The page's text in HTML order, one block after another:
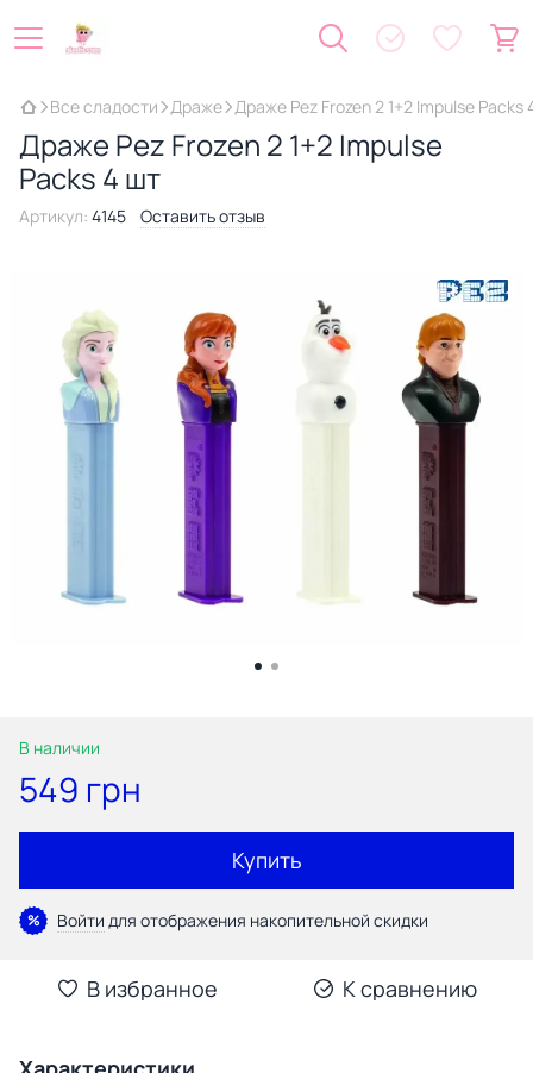
Все сладости Драже Драже Pez Frozen 2 1+2 Impulse Packs
Драже Pez Frozen 2 1+2 Impulse
Packs 4 шт
Артикул: 4145 Оставить отзыв
В наличии
549 грн
Купить
% Войти для отображения накопительной скидки
В избранное К сравнению